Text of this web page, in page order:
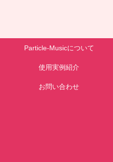
Particle-Musicについて
使用実例紹介
お問い合わせ